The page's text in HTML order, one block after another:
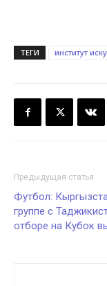
ТЕГИ институт
Предыдущая статья
Футбол:
группе с
отборе на Кубок